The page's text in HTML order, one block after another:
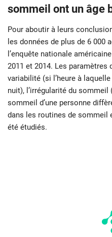
sommeil ont un âge
Pour aboutir à leurs
les données de plus de 6 000
l’enquête nationale
2011 et 2014. Les
variabilité (si l’heure à
nuit), l’irrégularité du
sommeil d’une personne
dans les routines de sommeil
été étudiés.